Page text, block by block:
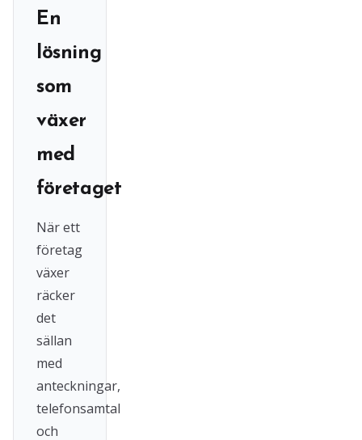
En
lösning
som
växer
med
företaget
När ett
företag
växer
räcker
det
sällan
med
anteckningar,
telefonsamtal
och